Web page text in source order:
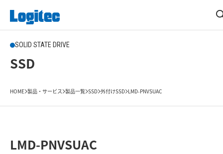
SOLID STATE DRIVE
SSD
HOME 製品・サービス 製品一覧 SSD 外付けSSD LMD-PNVSUAC
LMD-PNVSUAC